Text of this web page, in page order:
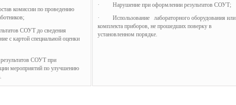
комиссии по проведению
СОУТ до сведения
с картой специальной оценки
СОУТ при
мероприятий по улучшению
· Нарушение при оформлении результатов СОУТ;
· Использование лабораторного оборудования или
комплекта приборов, не прошедших поверку в
установленном порядке.